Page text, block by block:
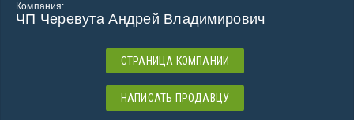
Компания:
ЧП Черевута Андрей Владимирович
СТРАНИЦА КОМПАНИИ
НАПИСАТЬ ПРОДАВЦУ